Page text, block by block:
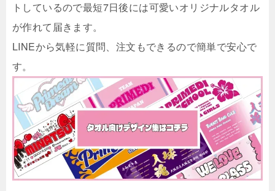
トしているので最短7日後には可愛いオリジナルタオル
が作れて届きます。
LINEから気軽に質問、注文もできるので簡単で安心で
す。